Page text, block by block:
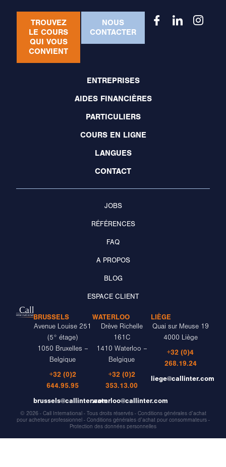
ENTREPRISES
AIDES FINANCIÈRES
PARTICULIERS
COURS EN LIGNE
LANGUES
CONTACT
JOBS
RÉFÉRENCES
FAQ
A PROPOS
BLOG
ESPACE CLIENT
TROUVEZ
LE COURS
QUI VOUS
CONVIENT
NOUS
CONTACTER
BRUSSELS
Avenue Louise 251
(5° étage)
1050 Bruxelles –
Belgique
+32 (0)2
644.95.95
brussels@callinter.com
WATERLOO
Drève Richelle
161C
1410 Waterloo –
Belgique
+32 (0)2
353.13.00
waterloo@callinter.com
LIÈGE
Quai sur Meuse 19
4000 Liège
+32 (0)4
268.19.24
liege@callinter.com
© 2026 - Call International - Tous droits réservés - Conditions générales d’achat
pour acheteur professionnel - Conditions générales d’achat pour consommateurs-
Protection des données personnelles